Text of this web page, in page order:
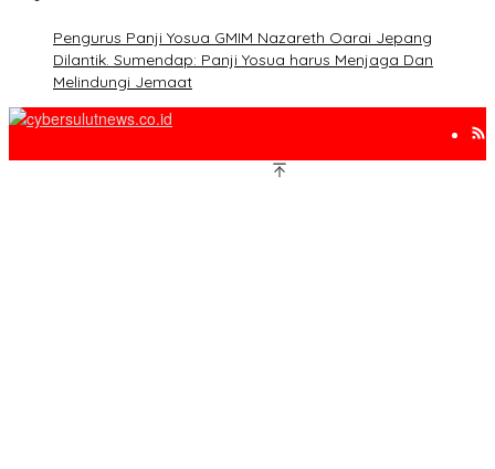
Pengurus Panji Yosua GMIM Nazareth Oarai Jepang
Dilantik. Sumendap: Panji Yosua harus Menjaga Dan
Melindungi Jemaat